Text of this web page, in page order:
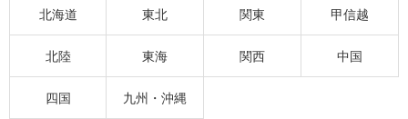
北海道 東北 関東 甲信越
北陸 東海 関西 中国
四国 九州・沖縄